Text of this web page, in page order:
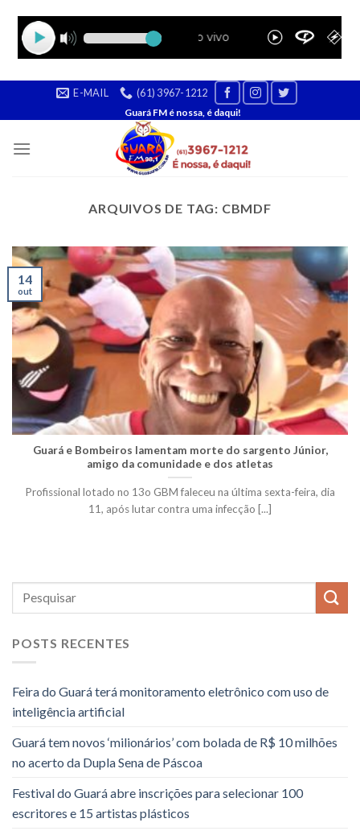
E-MAIL (61) 3967-1212
Guará FM é nossa, é daqui!
ARQUIVOS DE TAG: CBMDF
Guará e Bombeiros lamentam morte do sargento Júnior,
amigo da comunidade e dos atletas
Profissional lotado no 13o GBM faleceu na última sexta-feira, dia
11, após lutar contra uma infecção [...]
14
out
POSTS RECENTES
Feira do Guará terá monitoramento eletrônico com uso de
inteligência artificial
Guará tem novos ‘milionários’ com bolada de R$ 10 milhões
no acerto da Dupla Sena de Páscoa
Festival do Guará abre inscrições para selecionar 100
escritores e 15 artistas plásticos